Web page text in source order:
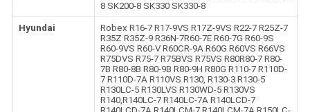
8 SK200-8 SK330 SK330-8
Hyundai
Robex R16-7 R17-9VS R17Z-9VS R22-7 R25Z-7
R35Z R35Z-9 R36N-7R60-7E R60-7G R60-9S
R60-9VS R60-V R60CR-9A R60G R60VS R66VS
R75DVS R75-7 R75BVS R75VS R80R80-7 R80-
7B R80-8B R80-9B R80-9H R80G R110-7 R110D-
7 R110D-7A R110VS R130, R130-3 R130-5
R130LC-5 R130LVS R130WD-5 R130VS
R140,R140LC-7 R140LC-7A R140LCD-7